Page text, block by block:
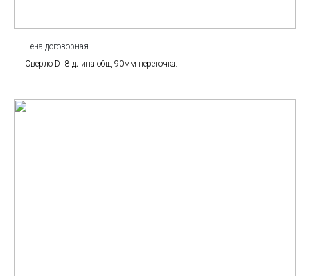
Цена договорная
Сверло D=8 длина общ 90мм переточка.